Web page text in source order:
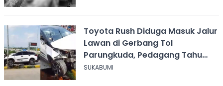
Toyota Rush Diduga Masuk Jalur
Lawan di Gerbang Tol
Parungkuda, Pedagang Tahu
Terluka Parah
SUKABUMI